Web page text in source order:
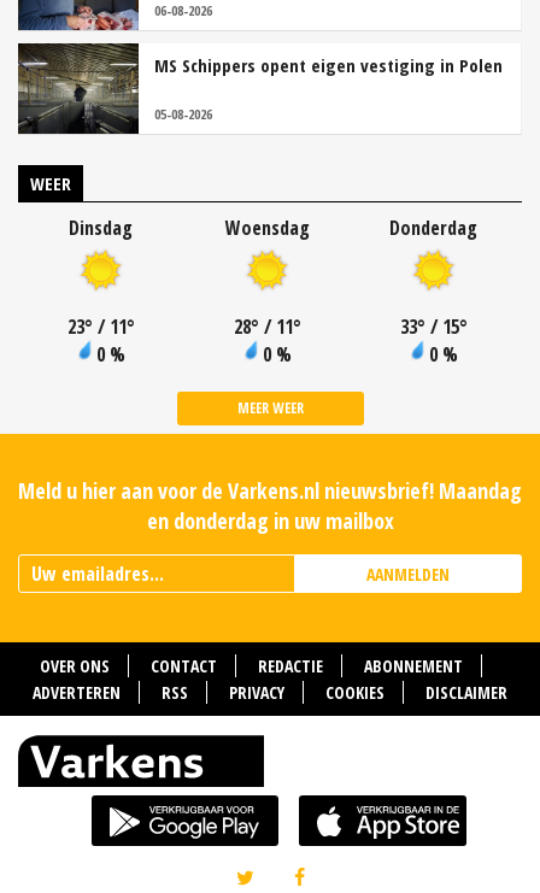
06-08-2026
MS Schippers opent eigen vestiging in Polen
05-08-2026
WEER
Dinsdag
23° / 11°
0 %
Woensdag
28° / 11°
0 %
Donderdag
33° / 15°
0 %
MEER WEER
Meld u hier aan voor de Varkens.nl nieuwsbrief! Maandag
en donderdag in uw mailbox
AANMELDEN
OVER ONS CONTACT REDACTIE
ABONNEMENT
ADVERTEREN
RSS PRIVACY COOKIES DISCLAIMER